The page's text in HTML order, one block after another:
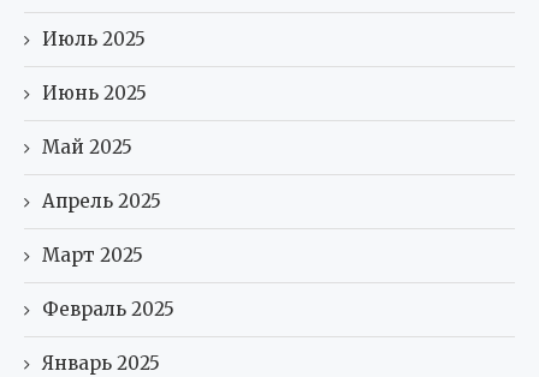
Июль 2025
Июнь 2025
Май 2025
Апрель 2025
Март 2025
Февраль 2025
Январь 2025